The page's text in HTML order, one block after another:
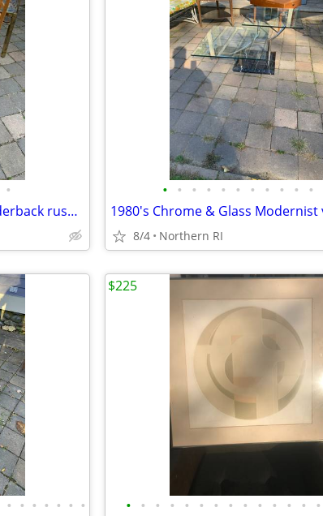
•
Pair of Gio Ponti style Italian ladderback rush seat chairs as-is A243
• • • • • • • • • • •
8/4 Northern RI
• • • • • • • • • • • • • • • • • • • • •
$225